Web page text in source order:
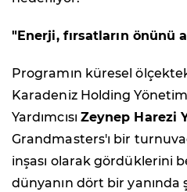
"Enerji, fırsatların önünü
Programın küresel
Karadeniz Holding
Yardımcısı Zeynep Harezi
Grandmasters'ı bir
inşası olarak gördüklerini
dünyanın dört bir yanında